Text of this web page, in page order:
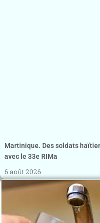
Martinique. Des soldats
avec le 33e RIMa
6 août 2026